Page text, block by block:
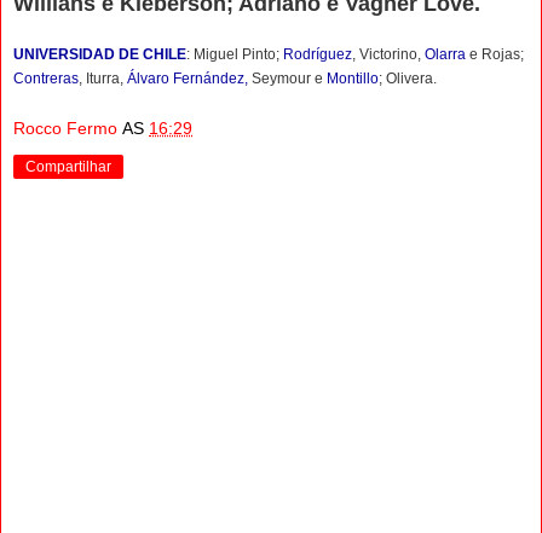
UNIVERSIDAD DE CHILE: Miguel Pinto; Rodríguez , Victorino, Olarra e Rojas;
Contreras , Iturra, Álvaro Fernández, Seymour e Montillo; Olivera.
Rocco Fermo AS 16:29
Compartilhar